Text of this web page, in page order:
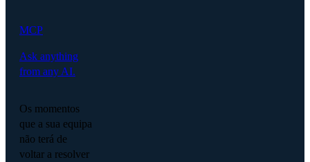
MCP
Ask anything
from any AI.
Os momentos
que a sua equipa
não terá de
voltar a resolver